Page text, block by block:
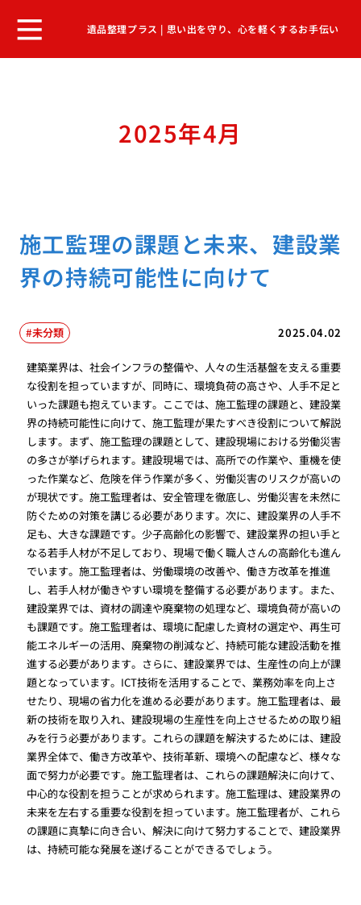
遺品整理プラス | 思い出を守り、心を軽くするお手伝い
2025年4月
施工監理の課題と未来、建設業
界の持続可能性に向けて
2025.04.02
未分類
建築業界は、社会インフラの整備や、人々の生活基盤を支える重要
な役割を担っていますが、同時に、環境負荷の高さや、人手不足と
いった課題も抱えています。ここでは、施工監理の課題と、建設業
界の持続可能性に向けて、施工監理が果たすべき役割について解説
します。まず、施工監理の課題として、建設現場における労働災害
の多さが挙げられます。建設現場では、高所での作業や、重機を使
った作業など、危険を伴う作業が多く、労働災害のリスクが高いの
が現状です。施工監理者は、安全管理を徹底し、労働災害を未然に
防ぐための対策を講じる必要があります。次に、建設業界の人手不
足も、大きな課題です。少子高齢化の影響で、建設業界の担い手と
なる若手人材が不足しており、現場で働く職人さんの高齢化も進ん
でいます。施工監理者は、労働環境の改善や、働き方改革を推進
し、若手人材が働きやすい環境を整備する必要があります。また、
建設業界では、資材の調達や廃棄物の処理など、環境負荷が高いの
も課題です。施工監理者は、環境に配慮した資材の選定や、再生可
能エネルギーの活用、廃棄物の削減など、持続可能な建設活動を推
進する必要があります。さらに、建設業界では、生産性の向上が課
題となっています。ICT技術を活用することで、業務効率を向上さ
せたり、現場の省力化を進める必要があります。施工監理者は、最
新の技術を取り入れ、建設現場の生産性を向上させるための取り組
みを行う必要があります。これらの課題を解決するためには、建設
業界全体で、働き方改革や、技術革新、環境への配慮など、様々な
面で努力が必要です。施工監理者は、これらの課題解決に向けて、
中心的な役割を担うことが求められます。施工監理は、建設業界の
未来を左右する重要な役割を担っています。施工監理者が、これら
の課題に真摯に向き合い、解決に向けて努力することで、建設業界
は、持続可能な発展を遂げることができるでしょう。